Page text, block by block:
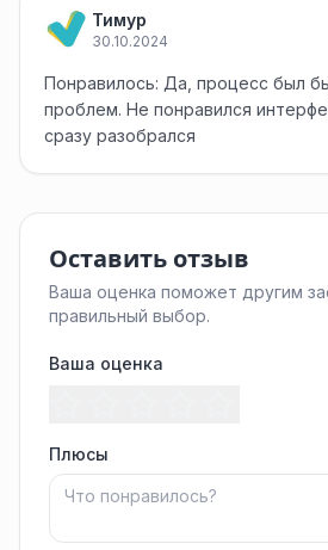
Тимур
30.10.2024
Понравилось: Да, процесс был
проблем. Не понравился
сразу разобрался
Оставить отзыв
Ваша оценка поможет другим
правильный выбор.
Ваша оценка
Плюсы